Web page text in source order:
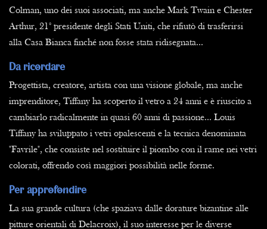
Colman, uno dei suoi associati, ma anche Mark Twain e Chester
Arthur, 21° presidente degli Stati Uniti, che rifiutò di trasferirsi
alla Casa Bianca finché non fosse stata ridisegnata...
Da ricordare
Progettista, creatore, artista con una visione globale, ma anche
imprenditore, Tiffany ha scoperto il vetro a 24 anni e è riuscito a
cambiarlo radicalmente in quasi 60 anni di passione... Louis
Tiffany ha sviluppato i vetri opalescenti e la tecnica denominata
"Favrile", che consiste nel sostituire il piombo con il rame nei vetri
colorati, offrendo così maggiori possibilità nelle forme.
Per approfondire
La sua grande cultura (che spaziava dalle dorature bizantine alle
pitture orientali di Delacroix), il suo interesse per le diverse